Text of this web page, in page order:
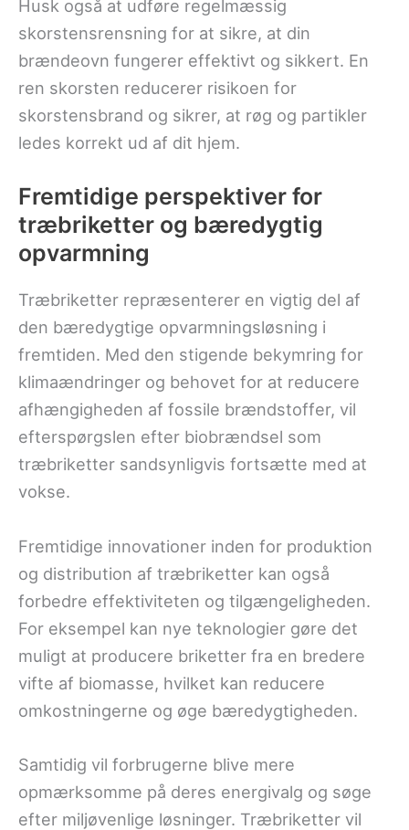
Husk også at udføre regelmæssig
skorstensrensning for at sikre, at din
brændeovn fungerer effektivt og sikkert. En
ren skorsten reducerer risikoen for
skorstensbrand og sikrer, at røg og partikler
ledes korrekt ud af dit hjem.
Fremtidige perspektiver for
træbriketter og bæredygtig
opvarmning
Træbriketter repræsenterer en vigtig del af
den bæredygtige opvarmningsløsning i
fremtiden. Med den stigende bekymring for
klimaændringer og behovet for at reducere
afhængigheden af fossile brændstoffer, vil
efterspørgslen efter biobrændsel som
træbriketter sandsynligvis fortsætte med at
vokse.
Fremtidige innovationer inden for produktion
og distribution af træbriketter kan også
forbedre effektiviteten og tilgængeligheden.
For eksempel kan nye teknologier gøre det
muligt at producere briketter fra en bredere
vifte af biomasse, hvilket kan reducere
omkostningerne og øge bæredygtigheden.
Samtidig vil forbrugerne blive mere
opmærksomme på deres energivalg og søge
efter miljøvenlige løsninger. Træbriketter vil